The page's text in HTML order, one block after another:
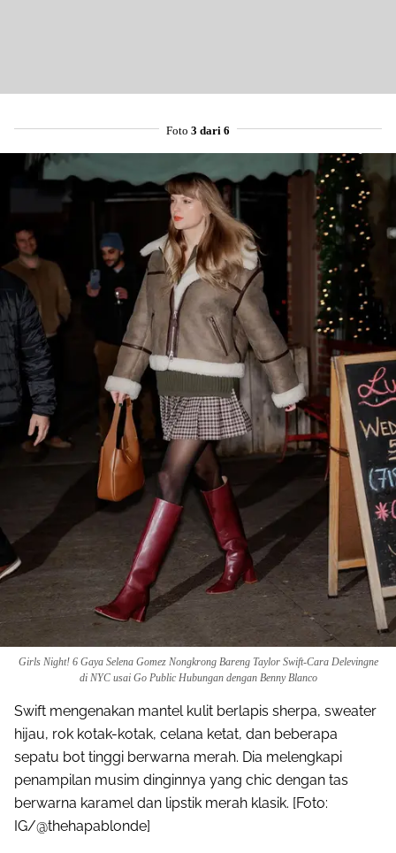
Foto 3 dari 6
Girls Night! 6 Gaya Selena Gomez Nongkrong Bareng Taylor Swift-Cara Delevingne
di NYC usai Go Public Hubungan dengan Benny Blanco
Swift mengenakan mantel kulit berlapis sherpa, sweater
hijau, rok kotak-kotak, celana ketat, dan beberapa
sepatu bot tinggi berwarna merah. Dia melengkapi
penampilan musim dinginnya yang chic dengan tas
berwarna karamel dan lipstik merah klasik. [Foto:
IG/@thehapablonde]